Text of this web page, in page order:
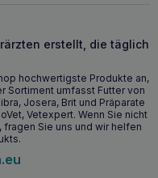
gesunder,
Vorteile
in den
und
erstellt, die täglich
hochwertigste Produkte an,
Sortiment umfasst Futter von
Josera, Brit und Präparate
Vetexpert. Wenn Sie nicht
Sie uns und wir helfen